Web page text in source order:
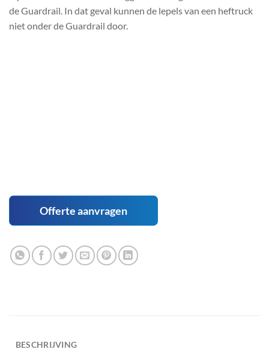
de Guardrail. In dat geval kunnen de lepels van een heftruck
niet onder de Guardrail door.
Offerte aanvragen
BESCHRIJVING